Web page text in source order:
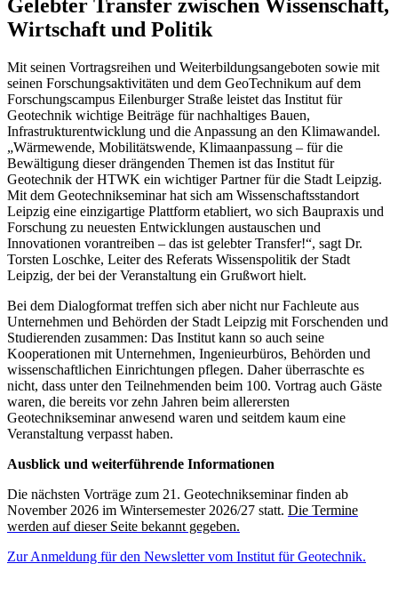
Gelebter Transfer zwischen Wissenschaft,
Wirtschaft und Politik
Mit seinen Vortragsreihen und Weiterbildungsangeboten sowie mit
seinen Forschungsaktivitäten und dem GeoTechnikum auf dem
Forschungscampus Eilenburger Straße leistet das Institut für
Geotechnik wichtige Beiträge für nachhaltiges Bauen,
Infrastrukturentwicklung und die Anpassung an den Klimawandel.
„Wärmewende, Mobilitätswende, Klimaanpassung – für die
Bewältigung dieser drängenden Themen ist das Institut für
Geotechnik der HTWK ein wichtiger Partner für die Stadt Leipzig.
Mit dem Geotechnikseminar hat sich am Wissenschaftsstandort
Leipzig eine einzigartige Plattform etabliert, wo sich Baupraxis und
Forschung zu neuesten Entwicklungen austauschen und
Innovationen vorantreiben – das ist gelebter Transfer!“, sagt Dr.
Torsten Loschke, Leiter des Referats Wissenspolitik der Stadt
Leipzig, der bei der Veranstaltung ein Grußwort hielt.
Bei dem Dialogformat treffen sich aber nicht nur Fachleute aus
Unternehmen und Behörden der Stadt Leipzig mit Forschenden und
Studierenden zusammen: Das Institut kann so auch seine
Kooperationen mit Unternehmen, Ingenieurbüros, Behörden und
wissenschaftlichen Einrichtungen pflegen. Daher überraschte es
nicht, dass unter den Teilnehmenden beim 100. Vortrag auch Gäste
waren, die bereits vor zehn Jahren beim allerersten
Geotechnikseminar anwesend waren und seitdem kaum eine
Veranstaltung verpasst haben.
Ausblick und weiterführende Informationen
Die nächsten Vorträge zum 21. Geotechnikseminar finden ab
November 2026 im Wintersemester 2026/27 statt. Die Termine
werden auf dieser Seite bekannt gegeben.
Zur Anmeldung für den Newsletter vom Institut für Geotechnik.